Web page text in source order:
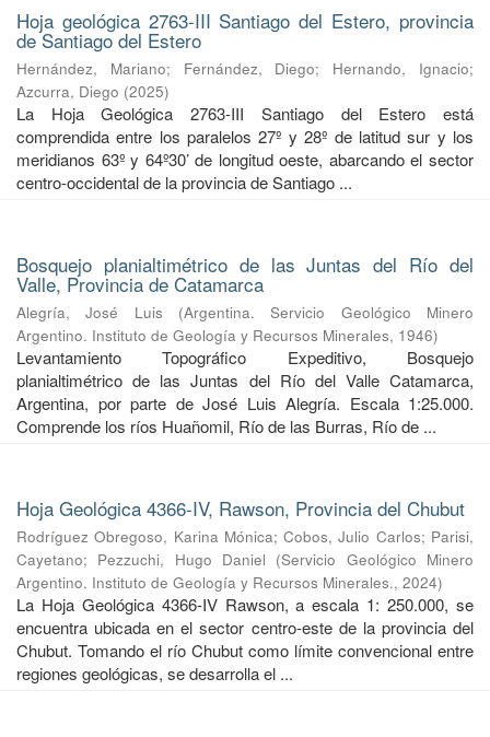
Hoja geológica 2763-III Santiago del Estero, provincia
de Santiago del Estero
Hernández, Mariano; Fernández, Diego; Hernando, Ignacio;
Azcurra, Diego (2025)
La Hoja Geológica 2763-III Santiago del Estero está
comprendida entre los paralelos 27º y 28º de latitud sur y los
meridianos 63º y 64º30’ de longitud oeste, abarcando el sector
centro-occidental de la provincia de Santiago ...
Bosquejo planialtimétrico de las Juntas del Río del
Valle, Provincia de Catamarca
Alegría, José Luis (Argentina. Servicio Geológico Minero
Argentino. Instituto de Geología y Recursos Minerales, 1946)
Levantamiento Topográfico Expeditivo, Bosquejo
planialtimétrico de las Juntas del Río del Valle Catamarca,
Argentina, por parte de José Luis Alegría. Escala 1:25.000.
Comprende los ríos Huañomil, Río de las Burras, Río de ...
Hoja Geológica 4366-IV, Rawson, Provincia del Chubut
Rodríguez Obregoso, Karina Mónica;Cobos, Julio Carlos; Parisi,
Cayetano; Pezzuchi, Hugo Daniel (Servicio Geológico Minero
Argentino. Instituto de Geología y Recursos Minerales., 2024)
La Hoja Geológica 4366-IV Rawson, a escala 1: 250.000, se
encuentra ubicada en el sector centro-este de la provincia del
Chubut. Tomando el río Chubut como límite convencional entre
regiones geológicas, se desarrolla el ...